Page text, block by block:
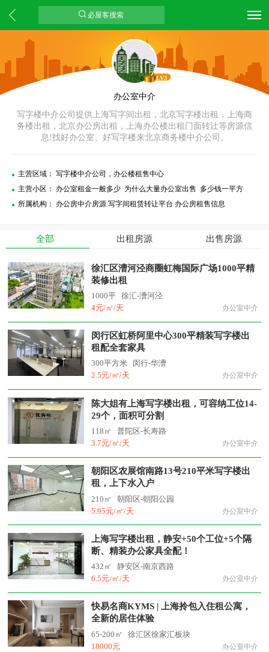
必屋客搜索
LV3
办公室中介
写字楼中介公司提供上海写字间出租，北京写字楼出租，上海商
务楼出租，北京办公房出租，上海办公楼出租门面转让等房源信
息!找好办公室、好写字楼来北京商务楼中介公司。
主营区域： 写字楼中介公司，办公楼租售中心
主营小区： 办公室租金一般多少 为什么大量办公室出售 多少钱一平方
所属机构： 办公房中介房源 写字间租赁转让平台 办公房租售信息
全部 出租房源 出售房源
徐汇区漕河泾商圈虹梅国际广场1000平精
装修出租
1000平 徐汇-漕河泾
4元/㎡/天
办公室中介
闵行区虹桥阿里中心300平精装写字楼出
租配全套家具
300平方米
闵行-华漕
2.5元/㎡/天
办公室中介
陈大姐有上海写字楼出租，可容纳工位14-
29个，面积可分割
118㎡
普陀区-长寿路
3.7元/㎡/天
办公室中介
朝阳区农展馆南路13号210平米写字楼出
租，上下水入户
210㎡
朝阳区-朝阳公园
5.95元/㎡/天
办公室中介
上海写字楼出租，静安+50个工位+5个隔
断、精装办公家具全配！
432㎡
静安区-南京西路
6.5元/㎡/天
办公室中介
快易名商KYMS | 上海拎包入住租公寓，
全新的居住体验
65-200㎡
徐汇区徐家汇板块
18000元
办公室中介